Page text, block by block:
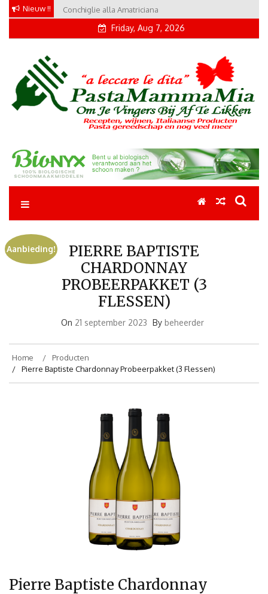
Skip
content
Nieuw !! Conchiglie alla Amatriciana
Friday, Aug 7, 2026
Pastamammamia
Pastarecepten om je vingers bij af te likken
PIERRE BAPTISTE
CHARDONNAY
PROBEERPAKKET (3
FLESSEN)
On 21 september 2023 By beheerder
Home
Producten
Pierre Baptiste Chardonnay Probeerpakket (3 Flessen)
Aanbieding!
Pierre Baptiste Chardonnay